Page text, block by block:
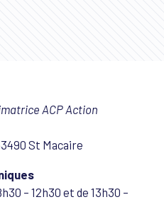
ACP Action
St Macaire
– 12h30 et de 13h30 –